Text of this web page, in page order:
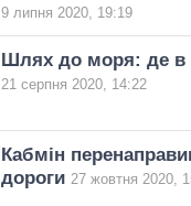
9 липня 2020, 19:19
Шлях до моря: де в
21 серпня 2020, 14:22
Кабмін
дороги 27 жовтня 2020,